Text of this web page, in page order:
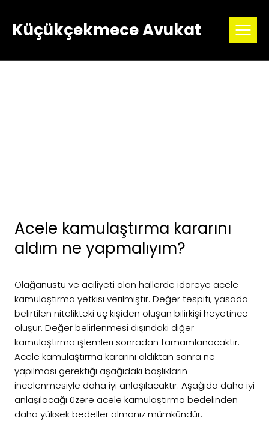
content
Küçükçekmece Avukat
Acele kamulaştırma kararını
aldım ne yapmalıyım?
Olağanüstü ve aciliyeti olan hallerde idareye acele
kamulaştırma yetkisi verilmiştir. Değer tespiti, yasada
belirtilen nitelikteki üç kişiden oluşan bilirkişi heyetince
oluşur. Değer belirlenmesi dışındaki diğer
kamulaştırma işlemleri sonradan tamamlanacaktır.
Acele kamulaştırma kararını aldıktan sonra ne
yapılması gerektiği aşağıdaki başlıkların
incelenmesiyle daha iyi anlaşılacaktır. Aşağıda daha iyi
anlaşılacağı üzere acele kamulaştırma bedelinden
daha yüksek bedeller almanız mümkündür.